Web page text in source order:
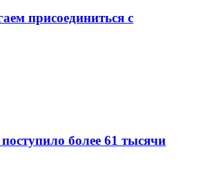
присоединиться с
более 61 тысячи